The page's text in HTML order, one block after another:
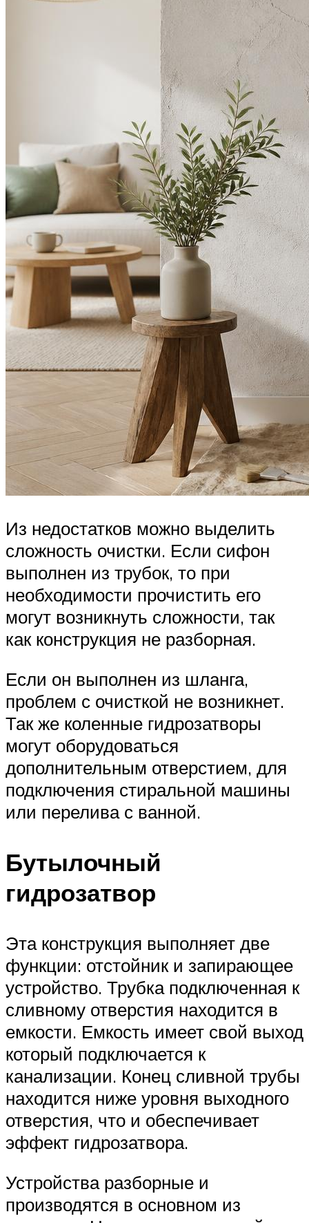
Из недостатков можно выделить
сложность очистки. Если сифон
выполнен из трубок, то при
необходимости прочистить его
могут возникнуть сложности, так
как конструкция не разборная.
Если он выполнен из шланга,
проблем с очисткой не возникнет.
Так же коленные гидрозатворы
могут оборудоваться
дополнительным отверстием, для
подключения стиральной машины
или перелива с ванной.
Бутылочный
гидрозатвор
Эта конструкция выполняет две
функции: отстойник и запирающее
устройство. Трубка подключенная к
сливному отверстия находится в
емкости. Емкость имеет свой выход
который подключается к
канализации. Конец сливной трубы
находится ниже уровня выходного
отверстия, что и обеспечивает
эффект гидрозатвора.
Устройства разборные и
производятся в основном из